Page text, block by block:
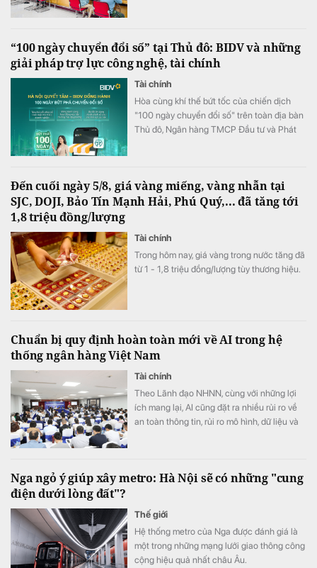
“100 ngày chuyển đổi số” tại Thủ đô: BIDV và những
giải pháp trợ lực công nghệ, tài chính
Tài chính
Hòa cùng khí thế bứt tốc của chiến dịch
"100 ngày chuyển đổi số" trên toàn địa bàn
Thủ đô, Ngân hàng TMCP Đầu tư và Phát
các đơn vị sự nghiệp.
Đến cuối ngày 5/8, giá vàng miếng, vàng nhẫn tại
SJC, DOJI, Bảo Tín Mạnh Hải, Phú Quý,... đã tăng tới
1,8 triệu đồng/lượng
Tài chính
Trong hôm nay, giá vàng trong nước tăng đã
từ 1 - 1,8 triệu đồng/lượng tùy thương hiệu.
Chuẩn bị quy định hoàn toàn mới về AI trong hệ
thống ngân hàng Việt Nam
Tài chính
Theo Lãnh đạo NHNN, cùng với những lợi
ích mang lại, AI cũng đặt ra nhiều rủi ro về
an toàn thông tin, rủi ro mô hình, dữ liệu và
Nga ngỏ ý giúp xây metro: Hà Nội sẽ có những "cung
điện dưới lòng đất"?
Thế giới
Hệ thống metro của Nga được đánh giá là
một trong những mạng lưới giao thông công
cộng hiệu quả nhất châu Âu.